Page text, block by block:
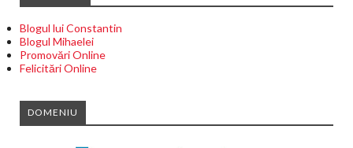
Blogul lui Constantin
Blogul Mihaelei
Promovări Online
Felicitări Online
DOMENIU